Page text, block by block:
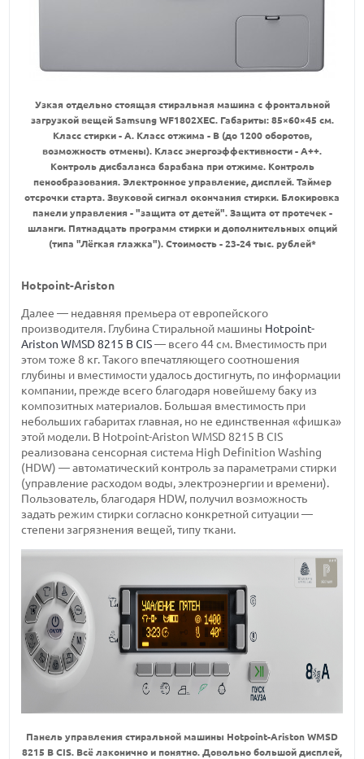
Узкая отдельно стоящая стиральная машина с фронтальной
загрузкой вещей Samsung WF1802XEC. Габариты: 85×60×45 см.
Класс стирки - А. Класс отжима - В (до 1200 оборотов,
возможность отмены). Класс энергоэффективности - А++.
Контроль дисбаланса барабана при отжиме. Контроль
пенообразования. Электронное управление, дисплей. Таймер
отсрочки старта. Звуковой сигнал окончания стирки. Блокировка
панели управления - "защита от детей". Защита от протечек -
шланги. Пятнадцать программ стирки и дополнительных опций
(типа "Лёгкая глажка"). Стоимость - 23-24 тыс. рублей*
Hotpoint-Ariston
Далее — недавняя премьера от европейского
производителя. Глубина Стиральной машины Hotpoint-
Ariston WMSD 8215 B CIS— всего 44 см. Вместимость при
этом тоже 8 кг. Такого впечатляющего соотношения
глубины и вместимости удалось достигнуть, по информации
компании, прежде всего благодаря новейшему баку из
композитных материалов. Большая вместимость при
небольших габаритах главная, но не единственная «фишка»
этой модели. В Hotpoint-Ariston WMSD 8215 B CIS
реализована сенсорная система High Definition Washing
(HDW) — автоматический контроль за параметрами стирки
(управление расходом воды, электроэнергии и времени).
Пользователь, благодаря HDW, получил возможность
задать режим стирки согласно конкретной ситуации —
степени загрязнения вещей, типу ткани.
Панель управления стиральной машины Hotpoint-Ariston WMSD
8215 B CIS. Всё лаконично и понятно. Довольно большой дисплей,